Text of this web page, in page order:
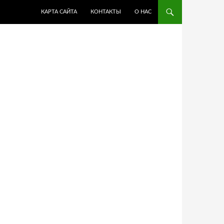
КАРТА САЙТА
КОНТАКТЫ О НАС